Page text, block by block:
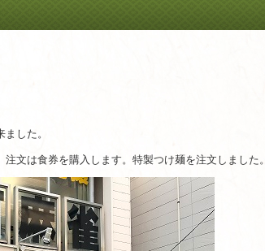
した。
文は食券を購入します。特製つけ麺を注文しました。